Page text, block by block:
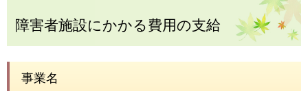
障害者施設にかかる費用の支給
事業名